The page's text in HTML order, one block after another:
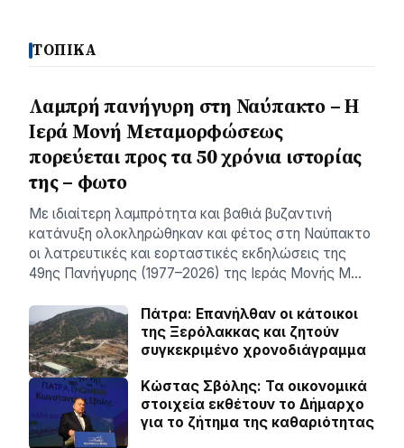
ΤΟΠΙΚΑ
Λαμπρή πανήγυρη στη Ναύπακτο – Η
Ιερά Μονή Μεταμορφώσεως
πορεύεται προς τα 50 χρόνια ιστορίας
της – φωτο
Με ιδιαίτερη λαμπρότητα και βαθιά βυζαντινή
κατάνυξη ολοκληρώθηκαν και φέτος στη Ναύπακτο
οι λατρευτικές και εορταστικές εκδηλώσεις της
49ης Πανήγυρης (1977–2026) της Ιεράς Μονής Μ…
Πάτρα: Επανήλθαν οι κάτοικοι
της Ξερόλακκας και ζητούν
συγκεκριμένο χρονοδιάγραμμα
Κώστας Σβόλης: Τα οικονομικά
στοιχεία εκθέτουν το Δήμαρχο
για το ζήτημα της καθαριότητας